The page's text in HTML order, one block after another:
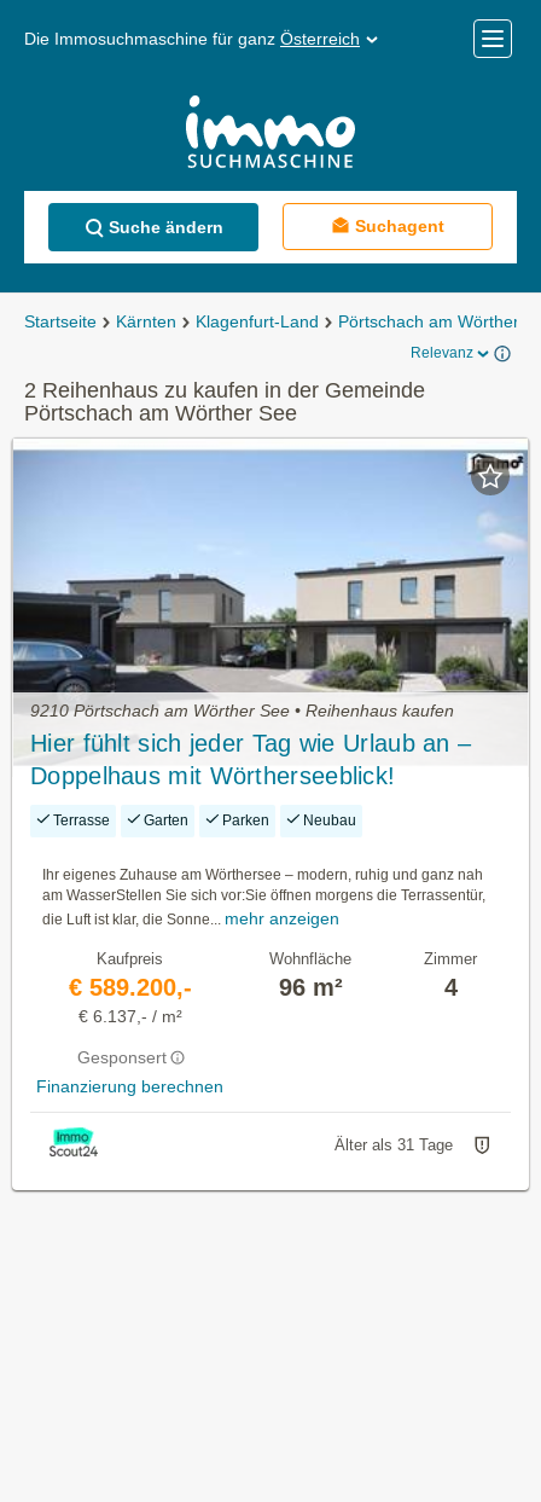
Die Immosuchmaschine für ganz Österreich
Menü
Suche ändern Suchagent
Startseite Kärnten Klagenfurt-Land Pörtschach am Wörther
Relevanz
2 Reihenhaus zu kaufen in der Gemeinde
Pörtschach am Wörther See
9210 Pörtschach am Wörther See • Reihenhaus kaufen
Hier fühlt sich jeder Tag wie Urlaub an –
Doppelhaus mit Wörtherseeblick!
Terrasse Garten Parken Neubau
Ihr eigenes Zuhause am Wörthersee – modern, ruhig und ganz nah
am WasserStellen Sie sich vor:Sie öffnen morgens die Terrassentür,
die Luft ist klar, die Sonne...
mehr anzeigen
Kaufpreis
€ 589.200,-
€ 6.137,- / m²
Gesponsert
Finanzierung berechnen
Wohnfläche
96 m²
Zimmer
4
Älter als 31 Tage